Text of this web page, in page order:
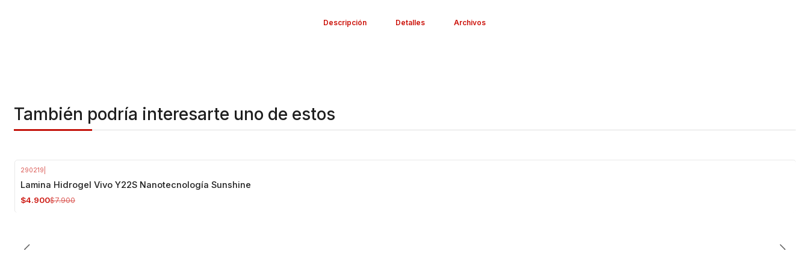
Descripción Detalles Archivos
También podría interesarte uno de estos
290219
Lamina Hidrogel Vivo Y22S Nanotecnología Sunshine
$4.900$7.900